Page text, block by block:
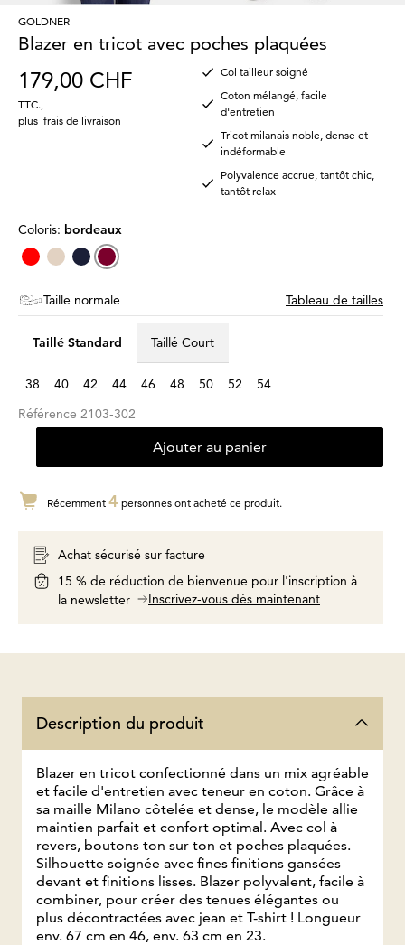
GOLDNER
Blazer en tricot avec poches plaquées
179,00 CHF
TTC.
plus frais de livraison
Col tailleur soigné
Coton mélangé, facile
d'entretien
Tricot milanais noble, dense et
indéformable
Polyvalence accrue, tantôt chic,
tantôt relax
Coloris: bordeaux
Taille normale Tableau de tailles
Taillé Standard Taillé Court
38 40 42 44 46 48 50 52
54
Référence 2103-302
Ajouter au panier
Récemment 4 personnes ont acheté ce produit.
Achat sécurisé sur facture
15 % de réduction de bienvenue pour l'inscription à
la newsletter
Inscrivez-vous dès maintenant
Description du produit
Blazer en tricot confectionné dans un mix agréable
et facile d'entretien avec teneur en coton. Grâce à
sa maille Milano côtelée et dense, le modèle allie
maintien parfait et confort optimal. Avec col à
revers, boutons ton sur ton et poches plaquées.
Silhouette soignée avec fines finitions gansées
devant et finitions lisses. Blazer polyvalent, facile à
combiner, pour créer des tenues élégantes ou
plus décontractées avec jean et T-shirt ! Longueur
env. 67 cm en 46, env. 63 cm en 23.